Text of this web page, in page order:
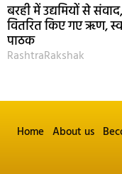
बरही में उद्यमियों से
वितरित किए गए ऋण,
पाठक
RashtraRakshak
Home About us